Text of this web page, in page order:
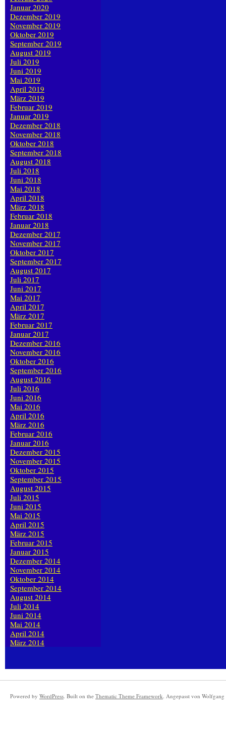
Januar 2020
Dezember 2019
November 2019
Oktober 2019
September 2019
August 2019
Juli 2019
Juni 2019
Mai 2019
April 2019
März 2019
Februar 2019
Januar 2019
Dezember 2018
November 2018
Oktober 2018
September 2018
August 2018
Juli 2018
Juni 2018
Mai 2018
April 2018
März 2018
Februar 2018
Januar 2018
Dezember 2017
November 2017
Oktober 2017
September 2017
August 2017
Juli 2017
Juni 2017
Mai 2017
April 2017
März 2017
Februar 2017
Januar 2017
Dezember 2016
November 2016
Oktober 2016
September 2016
August 2016
Juli 2016
Juni 2016
Mai 2016
April 2016
März 2016
Februar 2016
Januar 2016
Dezember 2015
November 2015
Oktober 2015
September 2015
August 2015
Juli 2015
Juni 2015
Mai 2015
April 2015
März 2015
Februar 2015
Januar 2015
Dezember 2014
November 2014
Oktober 2014
September 2014
August 2014
Juli 2014
Juni 2014
Mai 2014
April 2014
März 2014
Powered by WordPress. Built on the Thematic Theme Framework. Angepasst von